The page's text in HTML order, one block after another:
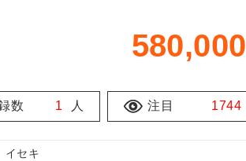
580,000
数 1 人 注目 1744
イセキ